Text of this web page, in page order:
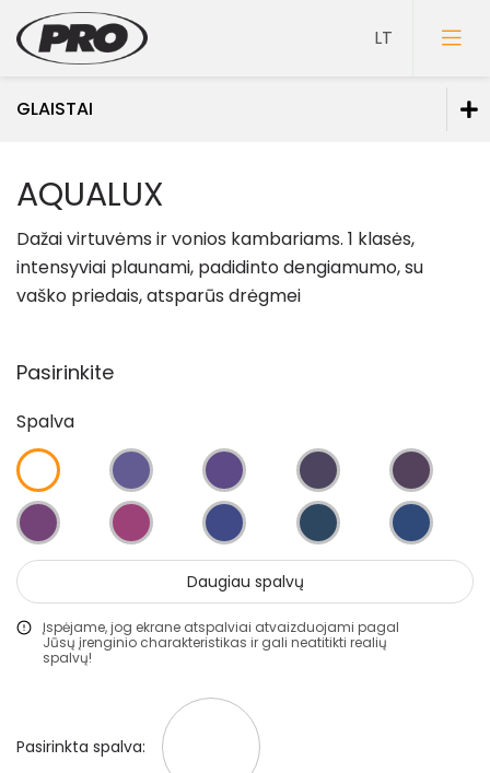
GLAISTAI
Gruntai
Glaistai
Glaistai vidaus darbams
Glaistai medienai
Spec. paskirties glaistai
Lakai
Klijai
Mozaikiniai tinkai
Struktūriniai tinkai
Dekoravimo glaistai
Statybiniai sandarikliai
Spec. paskirties priemonės
Aliejai ir impregnantai medienai
AQUALUX
Dažai virtuvėms ir vonios kambariams. 1 klasės,
intensyviai plaunami, padidinto dengiamumo, su
vaško priedais, atsparūs drėgmei
Pasirinkite
Spalva
Daugiau spalvų
Įspėjame, jog ekrane atspalviai atvaizduojami pagal
Jūsų įrenginio charakteristikas ir gali neatitikti realių
spalvų!
Pasirinkta spalva: